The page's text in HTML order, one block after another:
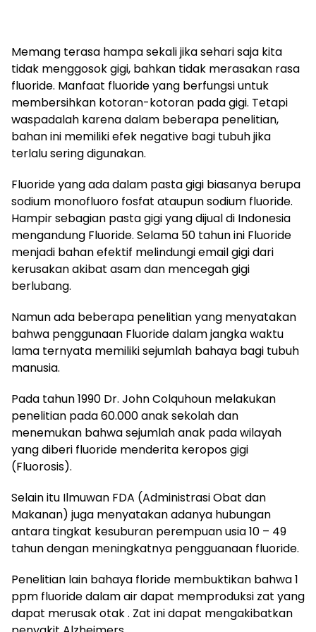
Memang terasa hampa sekali jika sehari saja kita
tidak menggosok gigi, bahkan tidak merasakan rasa
fluoride. Manfaat fluoride yang berfungsi untuk
membersihkan kotoran-kotoran pada gigi. Tetapi
waspadalah karena dalam beberapa penelitian,
bahan ini memiliki efek negative bagi tubuh jika
terlalu sering digunakan.
Fluoride yang ada dalam pasta gigi biasanya berupa
sodium monofluoro fosfat ataupun sodium fluoride.
Hampir sebagian pasta gigi yang dijual di Indonesia
mengandung Fluoride. Selama 50 tahun ini Fluoride
menjadi bahan efektif melindungi email gigi dari
kerusakan akibat asam dan mencegah gigi
berlubang.
Namun ada beberapa penelitian yang menyatakan
bahwa penggunaan Fluoride dalam jangka waktu
lama ternyata memiliki sejumlah bahaya bagi tubuh
manusia.
Pada tahun 1990 Dr. John Colquhoun melakukan
penelitian pada 60.000 anak sekolah dan
menemukan bahwa sejumlah anak pada wilayah
yang diberi fluoride menderita keropos gigi
(Fluorosis).
Selain itu Ilmuwan FDA (Administrasi Obat dan
Makanan) juga menyatakan adanya hubungan
antara tingkat kesuburan perempuan usia 10 – 49
tahun dengan meningkatnya pengguanaan fluoride.
Penelitian lain bahaya floride membuktikan bahwa 1
ppm fluoride dalam air dapat memproduksi zat yang
dapat merusak otak . Zat ini dapat mengakibatkan